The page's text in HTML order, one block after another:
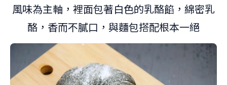
風味為主軸，裡面包著白色的乳酪餡，綿密乳
酪，香而不膩口，與麵包搭配根本一絕